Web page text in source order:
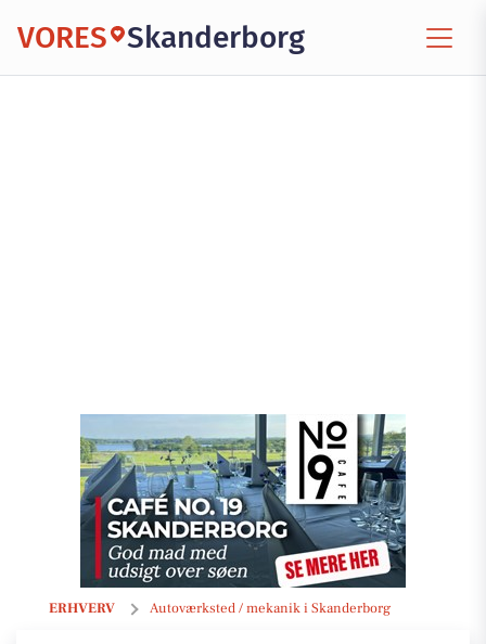
VORES Skanderborg
ERHVERV Autoværksted / mekanik i Skanderborg
A.P. AUTO V/AMDI PETERSEN